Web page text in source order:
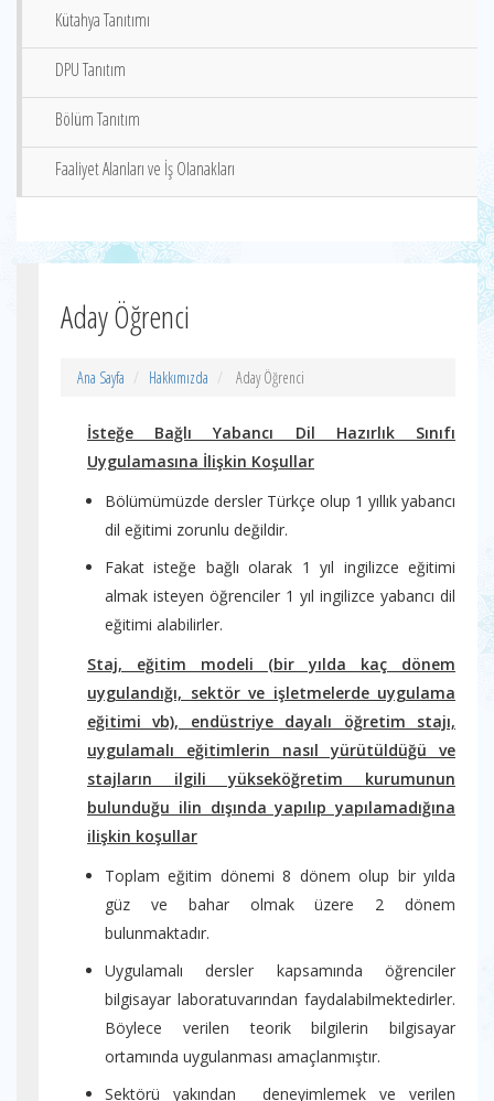
Kütahya Tanıtımı
DPU Tanıtım
Bölüm Tanıtım
Faaliyet Alanları ve İş Olanakları
Aday Öğrenci
Ana Sayfa Hakkımızda Aday Öğrenci
İsteğe Bağlı Yabancı Dil Hazırlık Sınıfı
Uygulamasına İlişkin Koşullar
Bölümümüzde dersler Türkçe olup 1 yıllık yabancı
dil eğitimi zorunlu değildir.
Fakat isteğe bağlı olarak 1 yıl ingilizce eğitimi
almak isteyen öğrenciler 1 yıl ingilizce yabancı dil
eğitimi alabilirler.
Staj, eğitim modeli (bir yılda kaç dönem
uygulandığı, sektör ve işletmelerde uygulama
eğitimi vb), endüstriye dayalı öğretim stajı,
uygulamalı eğitimlerin nasıl yürütüldüğü ve
stajların ilgili yükseköğretim kurumunun
bulunduğu ilin dışında yapılıp yapılamadığına
ilişkin koşullar
Toplam eğitim dönemi 8 dönem olup bir yılda
güz ve bahar olmak üzere 2 dönem
bulunmaktadır.
Uygulamalı dersler kapsamında öğrenciler
bilgisayar laboratuvarından faydalabilmektedirler.
Böylece verilen teorik bilgilerin bilgisayar
ortamında uygulanması amaçlanmıştır.
Sektörü yakından deneyimlemek ve verilen